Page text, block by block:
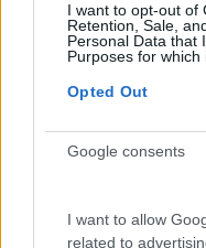
I want to opt-out of
Retention, Sale,
Personal Data that
Purposes for which
Opted Out
Google consents
I want to allow
related to
meter